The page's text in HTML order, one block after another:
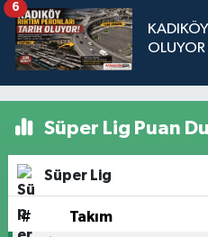
OLUYOR
6
Süper Lig Puan
Süper Lig
# Takım